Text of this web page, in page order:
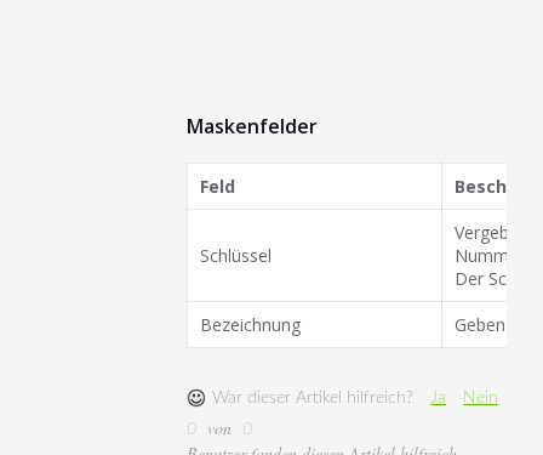
Maskenfelder
Feld
Schlüssel
Vergeben
Nummer
Der
Bezeichnung
Geben Sie
War dieser Artikel hilfreich? Ja
Nein
0
von 0